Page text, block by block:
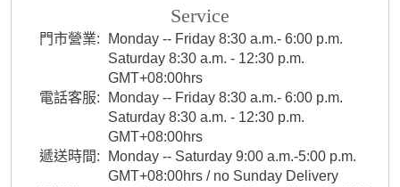
Service
門市營業:
Monday -- Friday 8:30 a.m.- 6:00 p.m.
Saturday 8:30 a.m. - 12:30 p.m.
GMT+08:00hrs
電話客服:
Monday -- Friday 8:30 a.m.- 6:00 p.m.
Saturday 8:30 a.m. - 12:30 p.m.
GMT+08:00hrs
遞送時間:
Monday -- Saturday 9:00 a.m.-5:00 p.m.
GMT+08:00hrs / no Sunday Delivery